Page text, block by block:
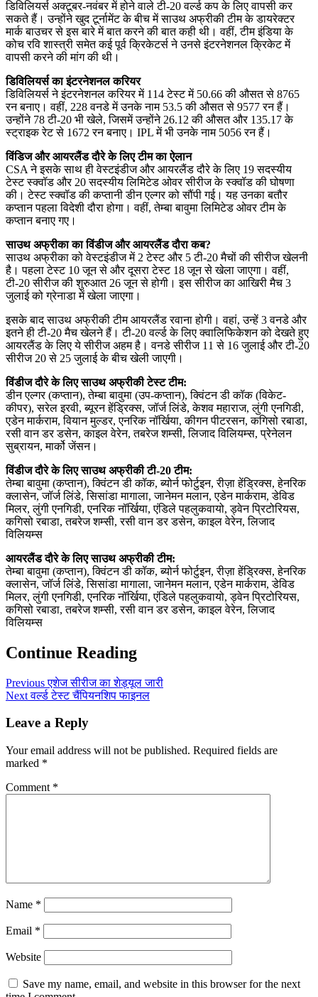
डिविलियर्स अक्टूबर-नवंबर में होने वाले टी-20 वर्ल्ड कप के लिए वापसी कर
सकते हैं। उन्होंने खुद टूर्नामेंट के बीच में साउथ अफ्रीकी टीम के डायरेक्टर
मार्क बाउचर से इस बारे में बात करने की बात कही थी। वहीं, टीम इंडिया के
कोच रवि शास्त्री समेत कई पूर्व क्रिकेटर्स ने उनसे इंटरनेशनल क्रिकेट में
वापसी करने की मांग की थी।
डिविलियर्स का इंटरनेशनल करियर
डिविलियर्स ने इंटरनेशनल करियर में 114 टेस्ट में 50.66 की औसत से 8765
रन बनाए। वहीं, 228 वनडे में उनके नाम 53.5 की औसत से 9577 रन हैं।
उन्होंने 78 टी-20 भी खेले, जिसमें उन्होंने 26.12 की औसत और 135.17 के
स्ट्राइक रेट से 1672 रन बनाए। IPL में भी उनके नाम 5056 रन हैं।
विंडिज और आयरलैंड दौरे के लिए टीम का ऐलान
CSA ने इसके साथ ही वेस्टइंडीज और आयरलैंड दौरे के लिए 19 सदस्यीय
टेस्ट स्क्वॉड और 20 सदस्यीय लिमिटेड ओवर सीरीज के स्क्वॉड की घोषणा
की। टेस्ट स्क्वॉड की कप्तानी डीन एल्गर को सौंपी गई। यह उनका बतौर
कप्तान पहला विदेशी दौरा होगा। वहीं, तेम्बा बावुमा लिमिटेड ओवर टीम के
कप्तान बनाए गए।
साउथ अफ्रीका का विंडीज और आयरलैंड दौरा कब?
साउथ अफ्रीका को वेस्टइंडीज में 2 टेस्ट और 5 टी-20 मैचों की सीरीज खेलनी
है। पहला टेस्ट 10 जून से और दूसरा टेस्ट 18 जून से खेला जाएगा। वहीं,
टी-20 सीरीज की शुरुआत 26 जून से होगी। इस सीरीज का आखिरी मैच 3
जुलाई को ग्रेनाडा में खेला जाएगा।
इसके बाद साउथ अफ्रीकी टीम आयरलैंड रवाना होगी। वहां, उन्हें 3 वनडे और
इतने ही टी-20 मैच खेलने हैं। टी-20 वर्ल्ड के लिए क्वालिफिकेशन को देखते हुए
आयरलैंड के लिए ये सीरीज अहम है। वनडे सीरीज 11 से 16 जुलाई और टी-20
सीरीज 20 से 25 जुलाई के बीच खेली जाएगी।
विंडीज दौरे के लिए साउथ अफ्रीकी टेस्ट टीम:
डीन एल्गर (कप्तान), तेम्बा बावुमा (उप-कप्तान), क्विंटन डी कॉक (विकेट-
कीपर), सरेल इरवी, ब्यूरन हेंड्रिक्स, जॉर्ज लिंडे, केशव महाराज, लुंगी एनगिडी,
एडेन मार्कराम, वियान मुल्डर, एनरिक नॉर्खिया, कीगन पीटरसन, कगिसो रबाडा,
रसी वान डर डसेन, काइल वेरेन, तबरेज शम्सी, लिजाद विलियम्स, प्रेनेलन
सुब्रायन, मार्को जेंसन।
विंडीज दौरे के लिए साउथ अफ्रीकी टी-20 टीम:
तेम्बा बावुमा (कप्तान), क्विंटन डी कॉक, ब्योर्न फोर्टुइन, रीज़ा हेंड्रिक्स, हेनरिक
क्लासेन, जॉर्ज लिंडे, सिसांडा मागाला, जानेमन मलान, एडेन मार्कराम, डेविड
मिलर, लुंगी एनगिडी, एनरिक नॉर्खिया, एंडिले पहलुकवायो, ड्वेन प्रिटोरियस,
कगिसो रबाडा, तबरेज शम्सी, रसी वान डर डसेन, काइल वेरेन, लिजाद
विलियम्स
आयरलैंड दौरे के लिए साउथ अफ्रीकी टीम:
तेम्बा बावुमा (कप्तान), क्विंटन डी कॉक, ब्योर्न फोर्टुइन, रीज़ा हेंड्रिक्स, हेनरिक
क्लासेन, जॉर्ज लिंडे, सिसांडा मागाला, जानेमन मलान, एडेन मार्कराम, डेविड
मिलर, लुंगी एनगिडी, एनरिक नॉर्खिया, एंडिले पहलुकवायो, ड्वेन प्रिटोरियस,
कगिसो रबाडा, तबरेज शम्सी, रसी वान डर डसेन, काइल वेरेन, लिजाद
विलियम्स
Continue Reading
Previousएशेज सीरीज का शेड्यूल जारी
Nextवर्ल्ड टेस्ट चैंपियनशिप फाइनल
Leave a Reply
Your email address will not be published. Required fields are
marked *
Comment *
Name *
Email *
Website
Save my name, email, and website in this browser for the next